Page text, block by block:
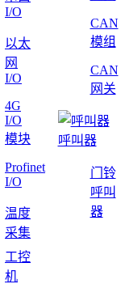
I/O
以太
网
I/O
4G
I/O
模块
Profinet
I/O
温度
采集
CAN
模组
CAN
网关
呼叫器
门铃
呼叫
器
工控
机